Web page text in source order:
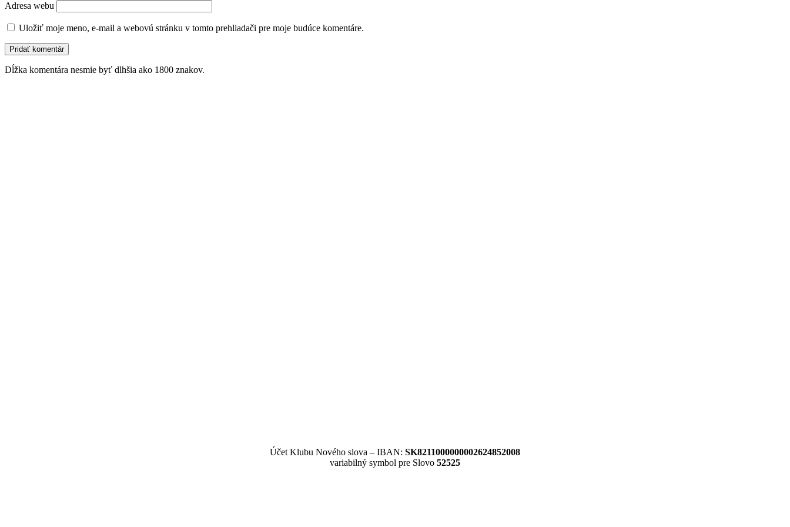
Adresa webu
Uložiť moje meno, e-mail a webovú stránku v tomto prehliadači pre moje budúce komentáre.
Dĺžka komentára nesmie byť dlhšia ako 1800 znakov.
Účet Klubu Nového slova – IBAN: SK8211000000002624852008
variabilný symbol pre Slovo 52525